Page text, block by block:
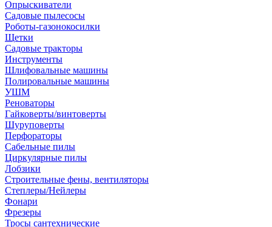
Опрыскиватели
Садовые пылесосы
Роботы-газонокосилки
Щетки
Садовые тракторы
Инструменты
Шлифовальные машины
Полировальные машины
УШМ
Реноваторы
Гайковерты/винтоверты
Шуруповерты
Перфораторы
Сабельные пилы
Циркулярные пилы
Лобзики
Строительные фены, вентиляторы
Степлеры/Нейлеры
Фонари
Фрезеры
Тросы сантехнические